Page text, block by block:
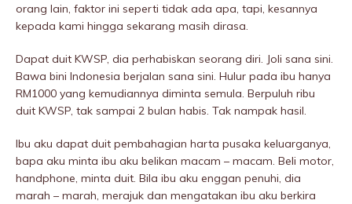
orang lain, faktor ini seperti tidak ada apa, tapi, kesannya
kepada kami hingga sekarang masih dirasa.
Dapat duit KWSP, dia perhabiskan seorang diri. Joli sana sini.
Bawa bini Indonesia berjalan sana sini. Hulur pada ibu hanya
RM1000 yang kemudiannya diminta semula. Berpuluh ribu
duit KWSP, tak sampai 2 bulan habis. Tak nampak hasil.
Ibu aku dapat duit pembahagian harta pusaka keluarganya,
bapa aku minta ibu aku belikan macam – macam. Beli motor,
handphone, minta duit. Bila ibu aku enggan penuhi, dia
marah – marah, merajuk dan mengatakan ibu aku berkira